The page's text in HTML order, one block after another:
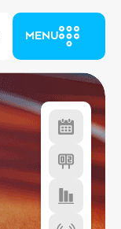
MENU